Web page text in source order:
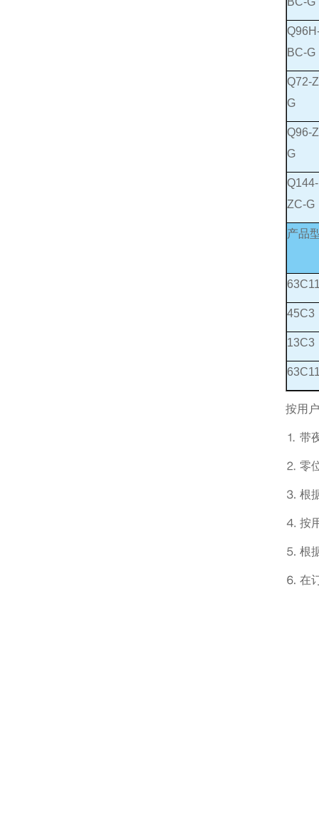
BC-G
Q72-
G
Q96-
G
Q144-
ZC-G
产品
45C3
13C3
按用
⒈ 带
⒉ 零
⒊ 根
⒋ 按
⒌ 根
⒍ 在